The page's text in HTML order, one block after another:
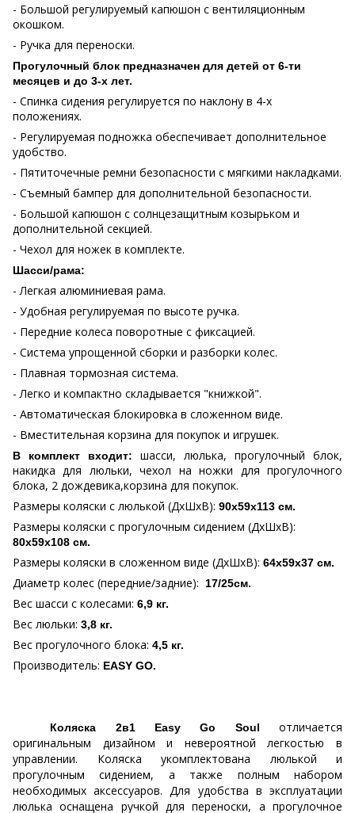
- Большой регулируемый капюшон с вентиляционным
окошком.
- Ручка для переноски.
Прогулочный блок предназначен для детей от 6-ти
месяцев и до 3-х лет.
- Спинка сидения регулируется по наклону в 4-х
положениях.
- Регулируемая подножка обеспечивает дополнительное
удобство.
- Пятиточечные ремни безопасности с мягкими накладками.
- Съемный бампер для дополнительной безопасности.
- Большой капюшон с солнцезащитным козырьком и
дополнительной секцией.
- Чехол для ножек в комплекте.
Шасси/рама:
- Легкая алюминиевая рама.
- Удобная регулируемая по высоте ручка.
- Передние колеса поворотные с фиксацией.
- Система упрощенной сборки и разборки колес.
- Плавная тормозная система.
- Легко и компактно складывается "книжкой".
- Автоматическая блокировка в сложенном виде.
- Вместительная корзина для покупок и игрушек.
В комплект входит: шасси, люлька, прогулочный блок,
накидка для люльки, чехол на ножки для прогулочного
блока, 2 дождевика,корзина для покупок.
Размеры коляски с люлькой (ДхШхВ): 90х59х113 см.
Размеры коляски с прогулочным сидением (ДхШхВ):
80х59х108 см.
Размеры коляски в сложенном виде (ДхШхВ): 64х59х37 см.
Диаметр колес (передние/задние): 17/25см.
Вес шасси с колесами: 6,9 кг.
Вес люльки: 3,8 кг.
Вес прогулочного блока: 4,5 кг.
Производитель: EASY GO.
Коляска 2в1 Easy Go Soul отличается
оригинальным дизайном и невероятной легкостью в
управлении. Коляска укомплектована люлькой и
прогулочным сидением, а также полным набором
необходимых аксессуаров. Для удобства в эксплуатации
люлька оснащена ручкой для переноски, а прогулочное